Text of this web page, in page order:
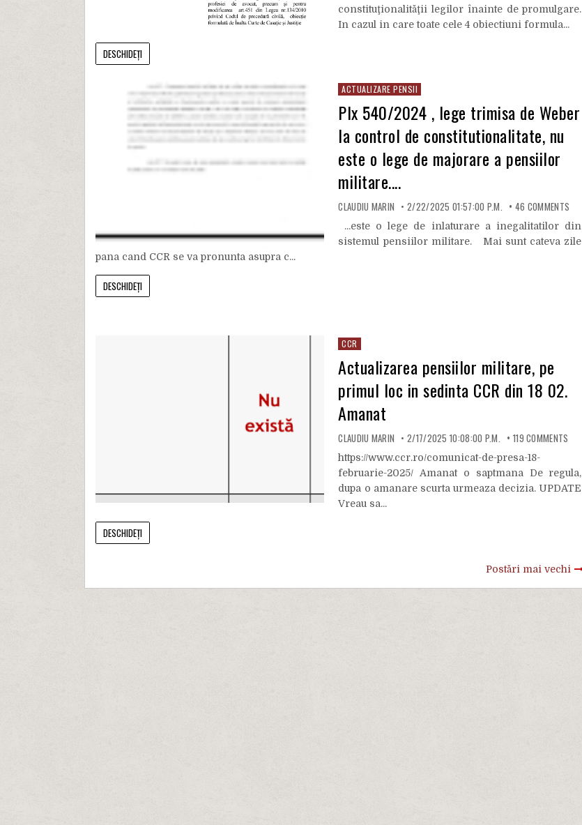
constituţionalităţii legilor înainte de promulgare.
In cazul in care toate cele 4 obiectiuni formula...
DESCHIDEȚI
ACTUALIZARE PENSII
Plx 540/2024 , lege trimisa de Weber
la control de constitutionalitate, nu
este o lege de majorare a pensiilor
militare....
CLAUDIU MARIN 2/22/2025 01:57:00 P.M. 46 COMMENTS
...este o lege de inlaturare a inegalitatilor din
sistemul pensiilor militare. Mai sunt cateva zile
pana cand CCR se va pronunta asupra c...
DESCHIDEȚI
CCR
Actualizarea pensiilor militare, pe
primul loc in sedinta CCR din 18 02.
Amanat
CLAUDIU MARIN 2/17/2025 10:08:00 P.M. 119 COMMENTS
https://www.ccr.ro/comunicat-de-presa-18-
februarie-2025/ Amanat o saptmana De regula,
dupa o amanare scurta urmeaza decizia. UPDATE
Vreau sa...
DESCHIDEȚI
Postări mai vechi